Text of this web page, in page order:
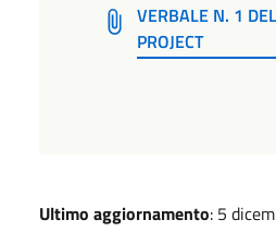
VERBALE N. 1
PROJECT
Ultimo aggiornamento: 5